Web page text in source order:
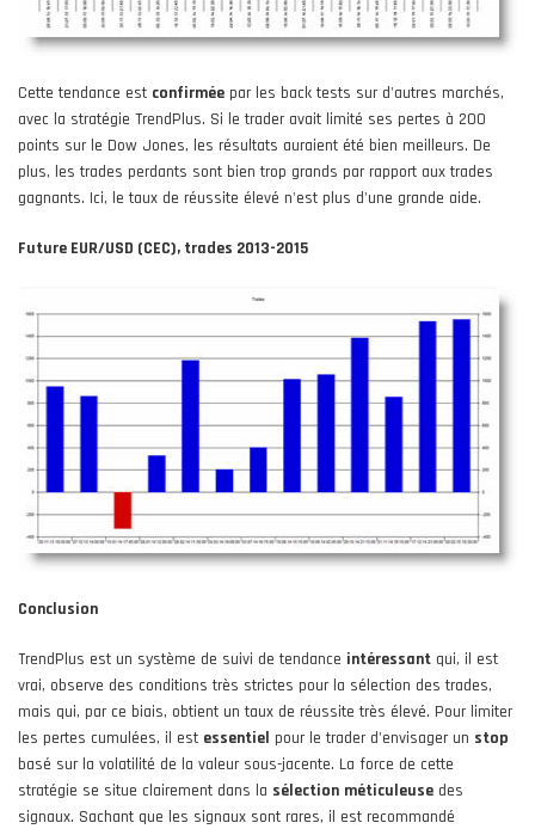
Cette tendance est confirmée par les back tests sur d'autres marchés,
avec la stratégie TrendPlus. Si le trader avait limité ses pertes à 200
points sur le Dow Jones, les résultats auraient été bien meilleurs. De
plus, les trades perdants sont bien trop grands par rapport aux trades
gagnants. Ici, le taux de réussite élevé n'est plus d'une grande aide.
Future EUR/USD (CEC), trades 2013-2015
Conclusion
TrendPlus est un système de suivi de tendance intéressant qui, il est
vrai, observe des conditions très strictes pour la sélection des trades,
mais qui, par ce biais, obtient un taux de réussite très élevé. Pour limiter
les pertes cumulées, il est essentiel pour le trader d'envisager un stop
basé sur la volatilité de la valeur sous-jacente. La force de cette
stratégie se situe clairement dans la sélection méticuleuse des
signaux. Sachant que les signaux sont rares, il est recommandé